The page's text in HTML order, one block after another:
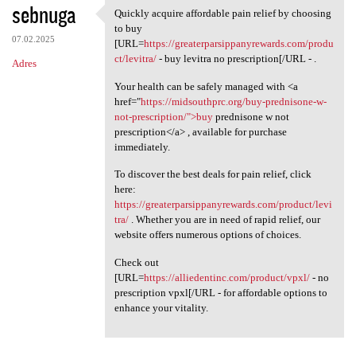
sebnuga
07.02.2025
Adres
Quickly acquire affordable
Quickly acquire affordable pain relief by choosing
to buy
[URL=https://greaterparsippanyrewards.com/produ
ct/levitra/- buy levitra no prescription[/URL - .
Your health can be safely managed with <a
href="https://midsouthprc.org/buy-prednisone-w-
not-prescription/">buyprednisone w not
prescription</a> , available for purchase
immediately.
To discover the best deals for pain relief, click
here:
https://greaterparsippanyrewards.com/product/levi
tra/. Whether you are in need of rapid relief, our
website offers numerous options of choices.
Check out
[URL=https://alliedentinc.com/product/vpxl/- no
prescription vpxl[/URL - for affordable options to
enhance your vitality.